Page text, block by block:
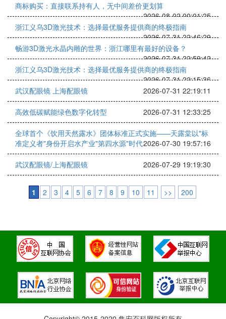
商标购买：直接联系持有人，无中间差价更划算
2026-08-02 00:01:25
浙江义乌3D激光技术：选择最优服务提供商的终极指南
2026-07-31 22:46:29
畅游3D激光水晶内雕的世界：浙江哪里有最好的设备？
2026-07-31 22:59:42
浙江义乌3D激光技术：选择最优服务提供商的终极指南
2026-07-31 22:15:36
武汉配眼镜 上海配眼镜
2026-07-31 22:19:11
高效低碳赋能绿色数字化转型 2026-07-31 12:33:25
全球首个《饮用天然露水》团体标准正式实施——天露棠以"标
准定义者"身份开启水产业"第四水源"时代2026-07-30 19:57:16
武汉配眼镜/上海配眼镜 2026-07-29 19:19:30
1 2 3 4 5 6 7 8 9 10 11 >> 200